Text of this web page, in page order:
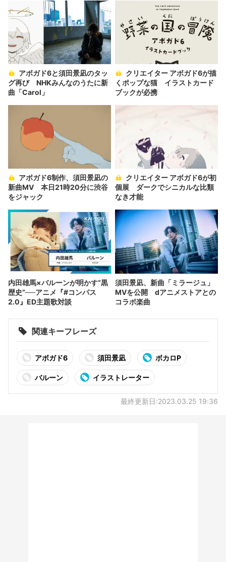
グ再び NHKみんなのうたに新
曲「Carol」
くポップな猫 イラストカード
ブックが必携
新曲MV 本日21時20分に渋谷
をジャック
個展 ダークでシニカルな比類
なき才能
内田雄馬×バルーンが明かす“黒
歴史”──アニメ『#コンパス
2.0』ED主題歌対談
須田景凪、新曲「ミラージュ」
MVを公開 dアニメストアとの
コラボ楽曲
関連キーフレーズ
アボガド6 須田景凪 ボカロP
バルーン イラストレーター
最終更新日:2023.03.25 19:36